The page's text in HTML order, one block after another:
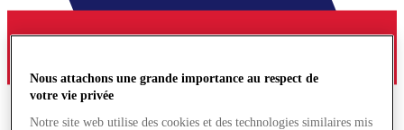
Nous attachons une grande importance au respect de
votre vie privée
Notre site web utilise des cookies et des technologies similaires mis